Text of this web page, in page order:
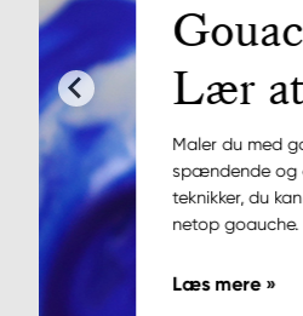
Lær at
Maler du med
spændende og
teknikker, du
netop goauche.
Læs mere »